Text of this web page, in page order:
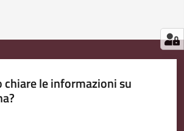
chiare le informazioni su